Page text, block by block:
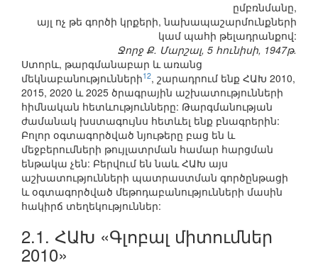
ըմբռնմանը,
այլ ոչ թե գործի կրքերի, նախապաշարմունքների
կամ պահի թելադրանքով:
Ջորջ Ք. Մարշալ, 5 հունիսի, 1947թ.
Ստորև, թարգմանաբար և առանց
մեկնաբանությունների12, շարադրում ենք ՀԱԽ 2010,
2015, 2020 և 2025 ծրագրային աշխատությունների
հիմնական հետևությունները: Թարգմանության
ժամանակ խստագույնս հետևել ենք բնագրերին:
Բոլոր օգտագործված նյութերը բաց են և
մեջբերումների թույլատրման համար հարցման
ենթակա չեն: Բերվում են նաև ՀԱԽ այս
աշխատությունների պատրաստման գործընթացի
և օգտագործված մեթոդաբանությունների մասին
հակիրճ տեղեկություններ:
2.1. ՀԱԽ «Գլոբալ միտումներ
2010»